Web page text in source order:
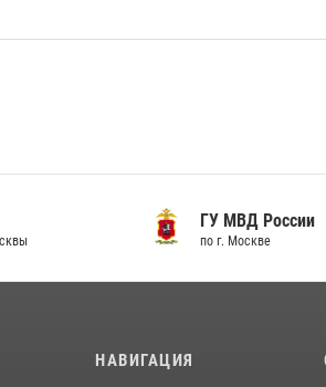
ГУ МВД России
по г. Москве
НАВИГАЦИЯ